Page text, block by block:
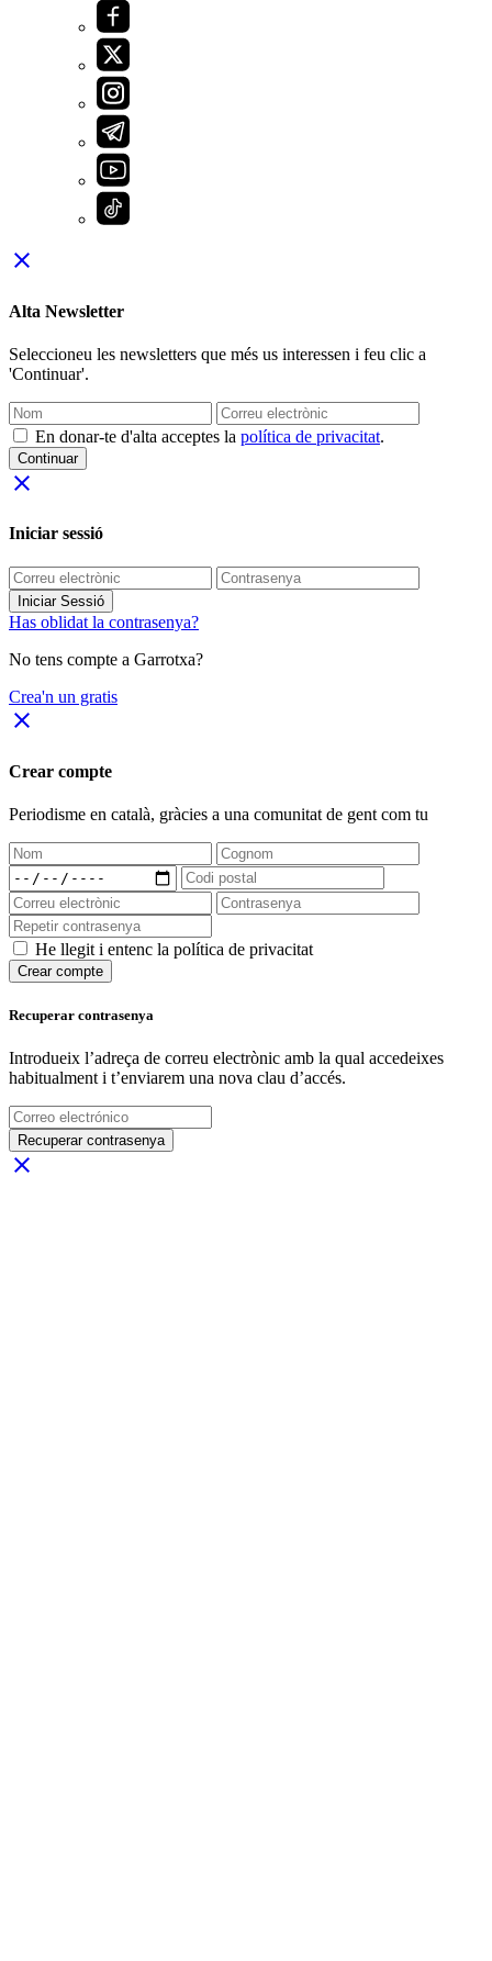
close
Alta Newsletter
Seleccioneu les newsletters que més us interessen i feu clic a
'Continuar'.
En donar-te d'alta acceptes la política de privacitat.
Continuar
close
Iniciar sessió
Iniciar Sessió
Has oblidat la contrasenya?
No tens compte a Garrotxa?
Crea'n un gratis
close
Crear compte
Periodisme en català, gràcies a una comunitat de gent com tu
He llegit i entenc la política de privacitat
Crear compte
Recuperar contrasenya
Introdueix l’adreça de correu electrònic amb la qual accedeixes
habitualment i t’enviarem una nova clau d’accés.
Recuperar contrasenya
close